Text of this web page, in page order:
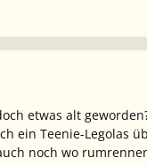
etwas alt
ein Teenie-Legolas
noch wo